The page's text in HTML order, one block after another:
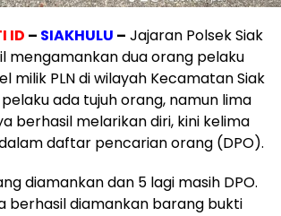
ID – SIAKHULU – Jajaran Polsek Siak
mengamankan dua orang pelaku
milik PLN di wilayah Kecamatan Siak
pelaku ada tujuh orang, namun lima
berhasil melarikan diri, kini kelima
daftar pencarian orang (DPO).
diamankan dan 5 lagi masih DPO.
berhasil diamankan barang bukti